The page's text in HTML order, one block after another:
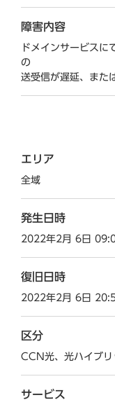
障害内容
ドメインサービスに
の
送受信が遅延、また
エリア
全域
発生日時
2022年2月 6日
復旧日時
2022年2月 6日
区分
CCN光、光ハイブリ
サービス